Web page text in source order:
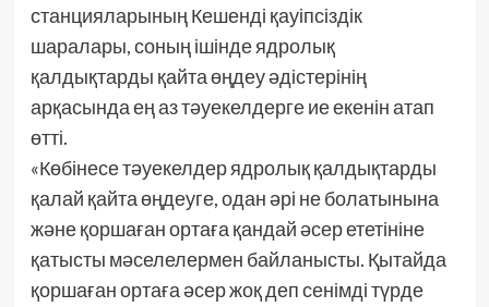
станцияларының Кешенді қауіпсіздік
шаралары, соның ішінде ядролық
қалдықтарды қайта өңдеу әдістерінің
арқасында ең аз тәуекелдерге ие екенін атап
өтті.
«Көбінесе тәуекелдер ядролық қалдықтарды
қалай қайта өңдеуге, одан әрі не болатынына
және қоршаған ортаға қандай әсер ететініне
қатысты мәселелермен байланысты. Қытайда
қоршаған ортаға әсер жоқ деп сенімді түрде